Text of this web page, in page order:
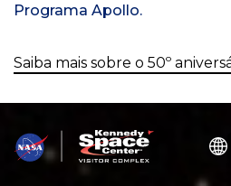
Programa Apollo.
Saiba mais sobre o 50º